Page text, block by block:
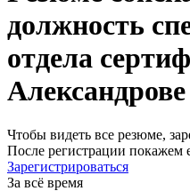
должность
отдела
Александрове
Чтобы видеть все резюме,
После регистрации покажем
Зарегистрироваться
За всё время